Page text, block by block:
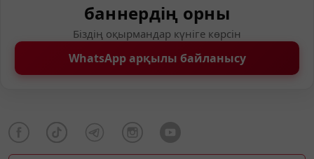
баннердің орны
Біздің оқырмандар күніге көрсін
WhatsApp арқылы байланысу